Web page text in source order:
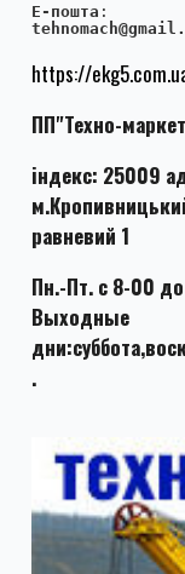
E-пошта :
https://
ПП"Техно-
індекс: 25009
равневий 1
Пн.-Пт. с 8-00
Выходные
.